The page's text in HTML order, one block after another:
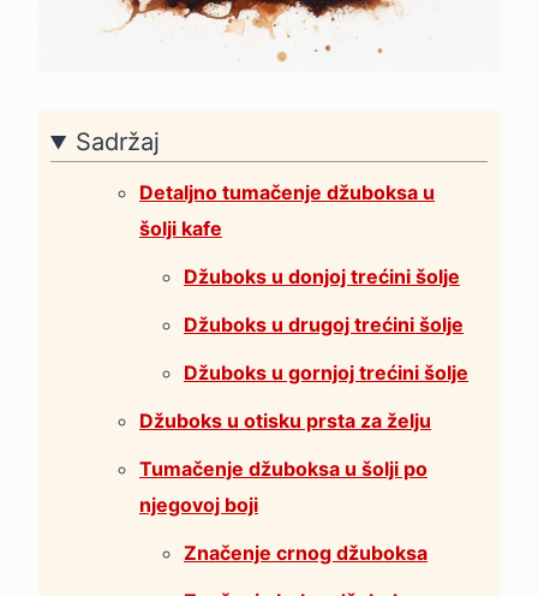
Sadržaj
Detaljno tumačenje džuboksa u
šolji kafe
Džuboks u donjoj trećini šolje
Džuboks u drugoj trećini šolje
Džuboks u gornjoj trećini šolje
Džuboks u otisku prsta za želju
Tumačenje džuboksa u šolji po
njegovoj boji
Značenje crnog džuboksa